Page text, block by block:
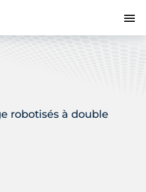
robotisés à double